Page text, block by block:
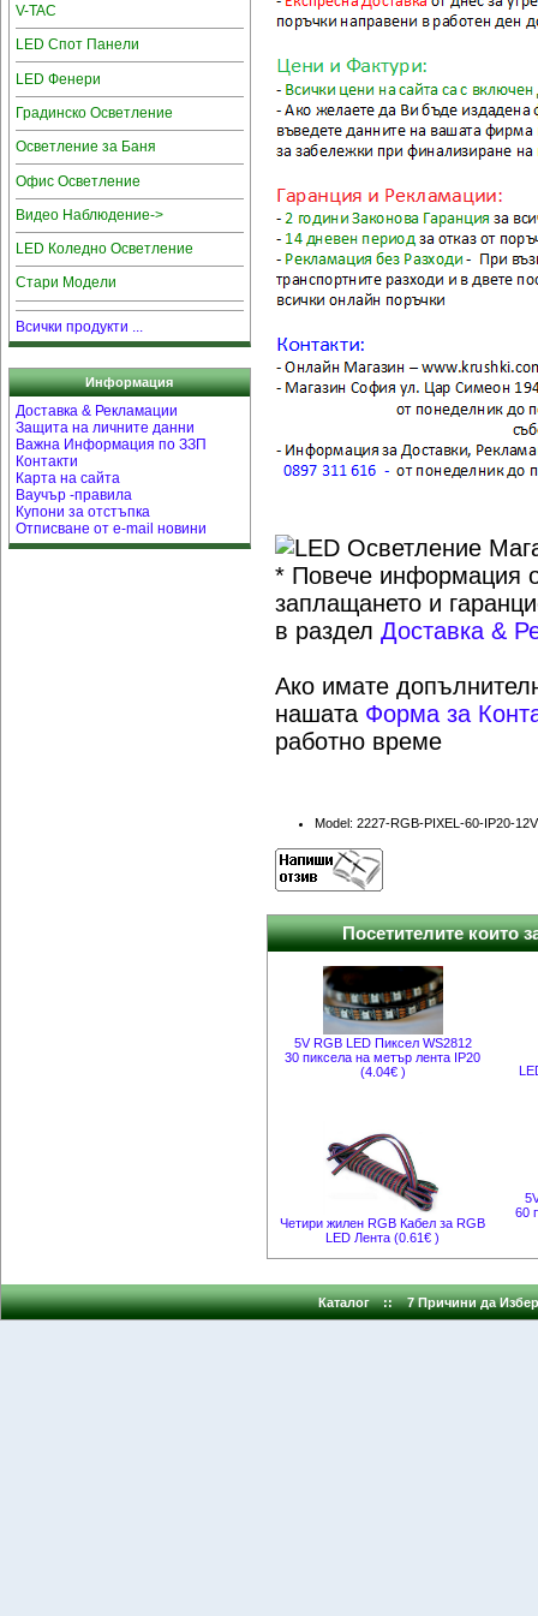
V-TAC
LED Спот Панели
LED Фенери
Градинско Осветление
Осветление за Баня
Офис Осветление
Видео Наблюдение->
LED Коледно Осветление
Стари Модели
Всички продукти ...
Информация
Доставка & Рекламации
Защита на личните данни
Важна Информация по ЗЗП
Контакти
Карта на сайта
Ваучър -правила
Купони за отстъпка
Отписване от e-mail новини
* Повече информация
заплащането и
в раздел Доставка &
Ако имате
нашата Форма за
работно време
Model: 2227-RGB-PIXEL-60-IP20-12V
Посетителите които
5V RGB LED Пиксел WS2812
30 пиксела на метър лента IP20
(4.04€ )
Четири жилен RGB Кабел за RGB
LED Лента (0.61€ )
60
Каталог :: 7 Причини да